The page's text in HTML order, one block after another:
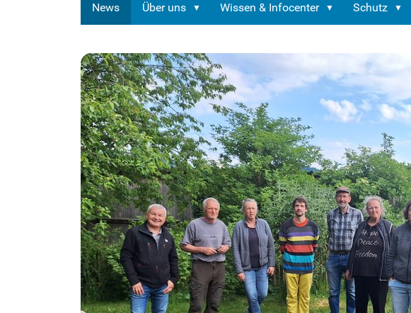
News Über uns Wissen & Infocenter Schutz